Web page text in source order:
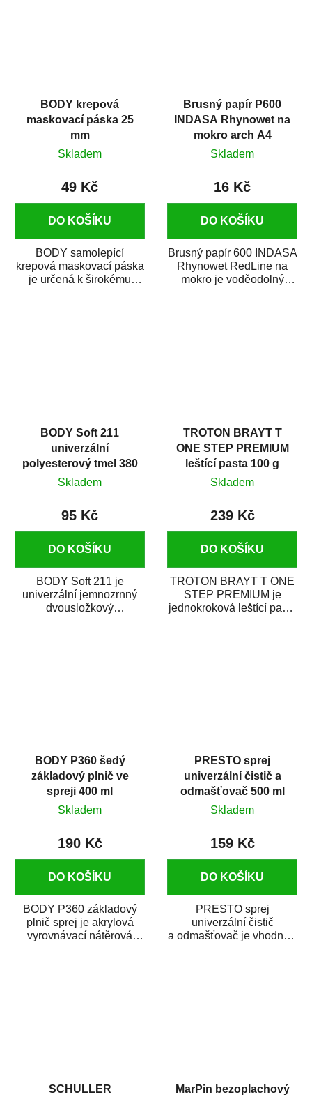
BODY krepová
maskovací páska 25
mm
Skladem
49 Kč
DO KOŠÍKU
BODY samolepící
krepová maskovací páska
je určená k širokému
Brusný papír P600
INDASA Rhynowet na
mokro arch A4
Skladem
16 Kč
DO KOŠÍKU
Brusný papír 600 INDASA
Rhynowet RedLine na
mokro je voděodolný
BODY Soft 211
univerzální
polyesterový tmel 380
g
Skladem
95 Kč
DO KOŠÍKU
BODY Soft 211 je
univerzální jemnozrnný
dvousložkový
TROTON BRAYT T
ONE STEP PREMIUM
leštící pasta 100 g
Skladem
239 Kč
DO KOŠÍKU
TROTON BRAYT T ONE
STEP PREMIUM je
jednokroková leštící pasta
BODY P360 šedý
základový plnič ve
spreji 400 ml
Skladem
190 Kč
DO KOŠÍKU
BODY P360 základový
plnič sprej je akrylová
vyrovnávací nátěrová
PRESTO sprej
univerzální čistič a
odmašťovač 500 ml
Skladem
159 Kč
DO KOŠÍKU
PRESTO sprej
univerzální čistič
a odmašťovač je vhodný k
SCHULLER
MarPin bezoplachový